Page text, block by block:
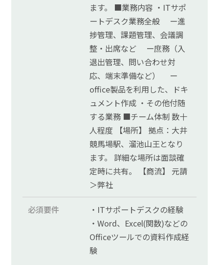
ます。 ■業務内容 ・ITサポ
ートデスク業務全般 ー進
捗管理、課題管理、会議調
整・出席など ー庶務（入
退出管理、問い合わせ対
応、端末準備など） ー
office製品を利用した、ドキ
ュメント作成 ・その他付随
する業務 ■チーム体制 数十
人程度 【場所】 拠点：大井
競馬場駅、溜池山王となり
ます。 詳細な場所は面談確
定時に共有。 【商流】 元請
＞弊社
必須要件
・ITサポートデスクの経験
・Word、Excel(関数)などの
Officeツールでの資料作成経
験